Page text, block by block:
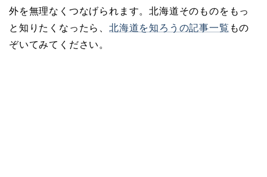
外を無理なくつなげられます。北海道そのものをもっ
と知りたくなったら、 北海道を知ろうの記事一覧 もの
ぞいてみてください。